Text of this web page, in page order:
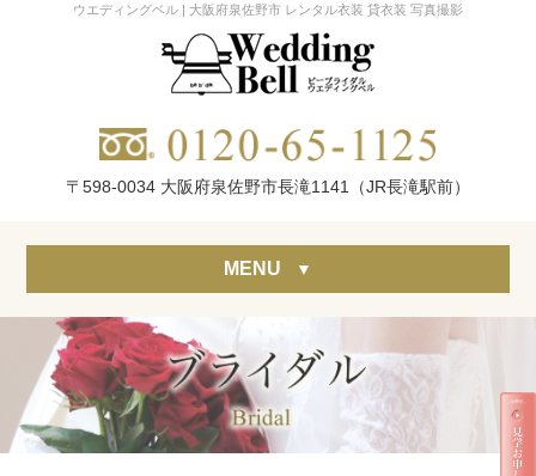
ウエディングベル | 大阪府泉佐野市 レンタル衣装 貸衣装 写真撮影
〒598-0034 大阪府泉佐野市長滝1141（JR長滝駅前）
MENU ▼